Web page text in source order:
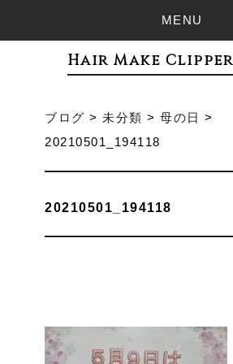
MENU
Hair Make
ブログ > 未分類 > 母の日 >
20210501_194118
20210501_194118